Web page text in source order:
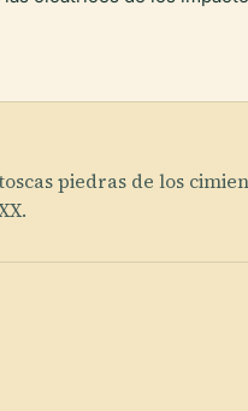
piedras de los